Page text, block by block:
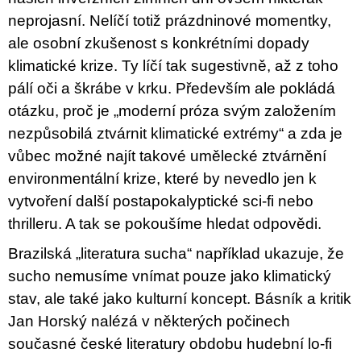
neprojasní. Nelíčí totiž prázdninové momentky,
ale osobní zkušenost s konkrétními dopady
klimatické krize. Ty líčí tak sugestivně, až z toho
pálí oči a škrábe v krku. Především ale pokládá
otázku, proč je „moderní próza svým založením
nezpůsobilá ztvárnit klimatické extrémy“ a zda je
vůbec možné najít takové umělecké ztvárnění
environmentální krize, které by nevedlo jen k
vytvoření další postapokalyptické sci­-fi nebo
thrilleru. A tak se pokoušíme hledat odpovědi.
Brazilská „literatura sucha“ například ukazuje, že
sucho nemusíme vnímat pouze jako klimatický
stav, ale také jako kulturní koncept. Básník a kritik
Jan Horský nalézá v některých počinech
současné české literatury obdobu hudební lo­-fi
Kč